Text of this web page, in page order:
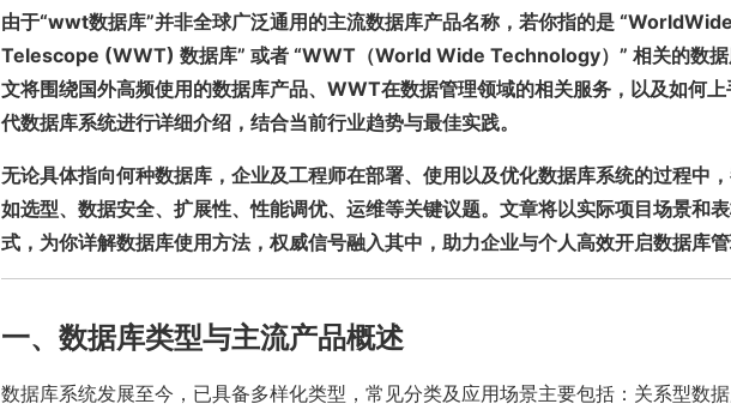
由于“wwt数据库”并非全球广泛通用的主流数据库产品名称，若你指的是 “WorldWide
Telescope (WWT) 数据库” 或者 “WWT（World Wide Technology）” 相关的数据
文将围绕国外高频使用的数据库产品、WWT在数据管理领域的相关服务，以及如何
代数据库系统进行详细介绍，结合当前行业趋势与最佳实践。
无论具体指向何种数据库，企业及工程师在部署、使用以及优化数据库系统的过程中
如选型、数据安全、扩展性、性能调优、运维等关键议题。文章将以实际项目场景和
式，为你详解数据库使用方法，权威信号融入其中，助力企业与个人高效开启数据库管
一、数据库类型与主流产品概述
数据库系统发展至今，已具备多样化类型，常见分类及应用场景主要包括：关系型数